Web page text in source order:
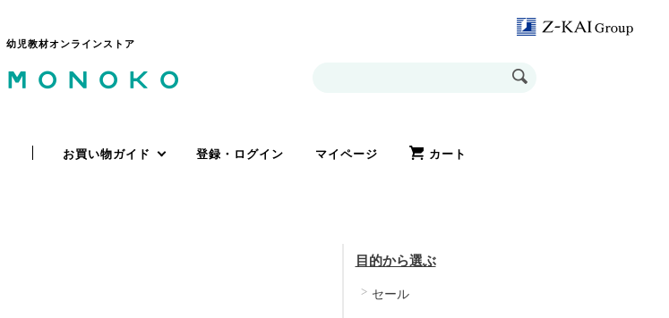
幼児教材オンラインストア
お買い物ガイド 登録・ログイン マイページ カート
目的から選ぶ
セール